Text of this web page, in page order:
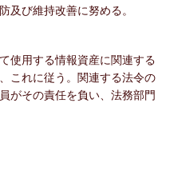
及び維持改善に努める。
使用する情報資産に関連する
これに従う。関連する法令の
がその責任を負い、法務部門